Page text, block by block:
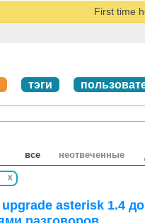
First time
тэги
все неотвеченные
x
upgrade asterisk 1.4